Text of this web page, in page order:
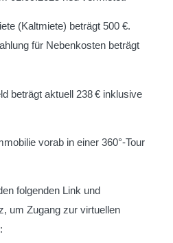
(Kaltmiete) beträgt 500 €.
für Nebenkosten beträgt
beträgt aktuell 238 € inklusive
vorab in einer 360°-Tour
folgenden Link und
um Zugang zur virtuellen